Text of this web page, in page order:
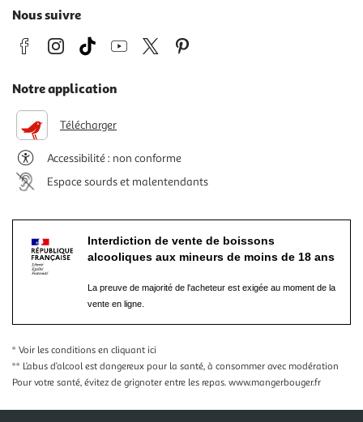
Nous suivre
Notre application
Télécharger
Accessibilité : non conforme
Espace sourds et malentendants
Interdiction de vente de boissons
alcooliques aux mineurs de moins de 18 ans
La preuve de majorité de l'acheteur est exigée au moment de la
vente en ligne.
* Voir les conditions en cliquant ici
** L’abus d’alcool est dangereux pour la santé, à consommer avec modération
Pour votre santé, évitez de grignoter entre les repas. www.mangerbouger.fr